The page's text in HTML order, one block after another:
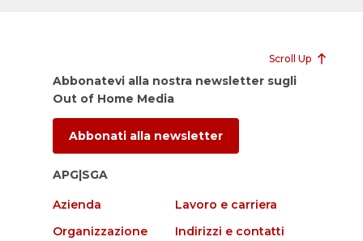
Scroll Up
Abbonatevi alla nostra newsletter sugli
Out of Home Media
Abbonati alla newsletter
APG|SGA
Azienda
Lavoro e carriera
Organizzazione
Indirizzi e contatti